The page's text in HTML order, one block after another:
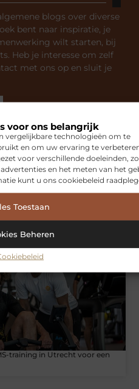
voor ons belangrijk
vergelijkbare technologieën om te
en om uw ervaring te
voor verschillende doeleinden,
en het meten van het
kunt u ons cookiebeleid
Toestaan
Beheren
blogs over diverse
bent naar inspiratie, je
wilt starten, bij
Heb je interesse om zelf
met ons op en sluit je
die u
training in Utrecht voor een